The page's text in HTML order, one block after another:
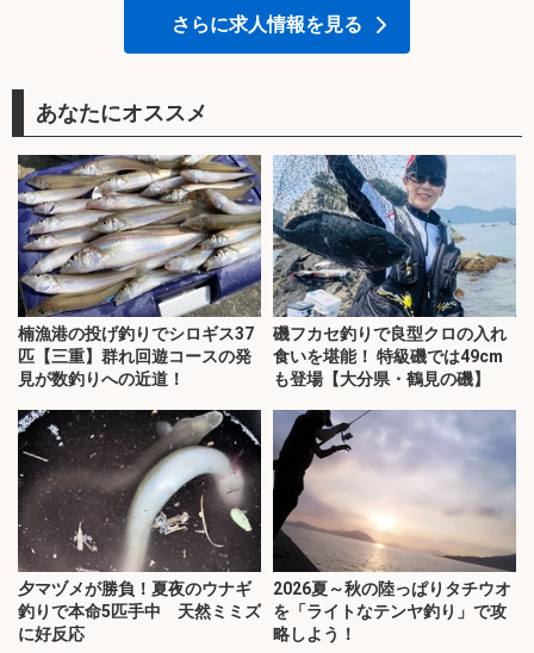
さらに求人情報を見る
あなたにオススメ
楠漁港の投げ釣りでシロギス37
匹【三重】群れ回遊コースの発
見が数釣りへの近道！
磯フカセ釣りで良型クロの入れ
食いを堪能！ 特級磯では49cm
も登場【大分県・鶴見の磯】
夕マヅメが勝負！夏夜のウナギ
釣りで本命5匹手中 天然ミミズ
に好反応
2026夏～秋の陸っぱりタチウオ
を「ライトなテンヤ釣り」で攻
略しよう！